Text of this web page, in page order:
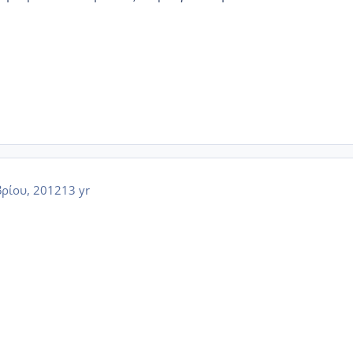
201213 yr